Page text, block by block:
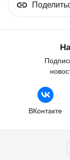
ВКонтакте